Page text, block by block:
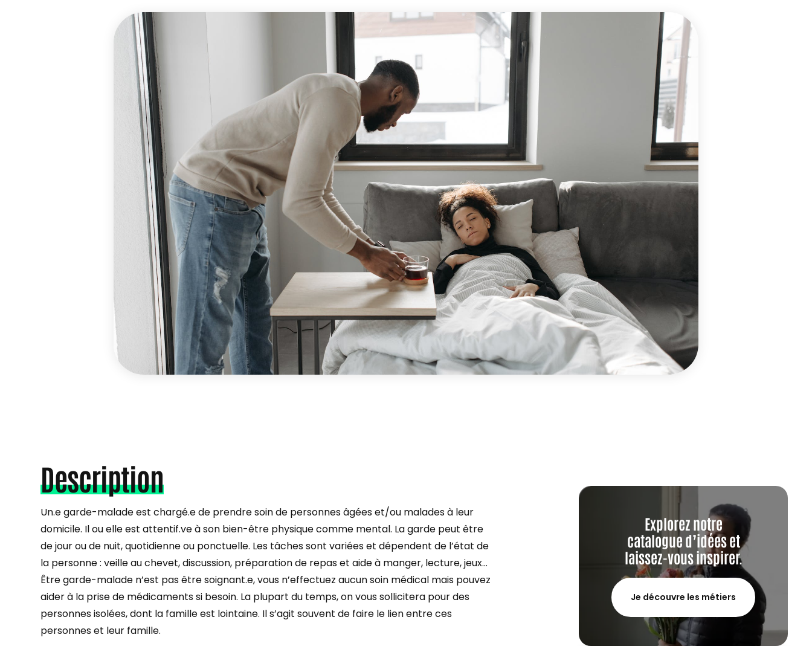
Description
Un.e garde-malade est chargé.e de prendre soin de personnes âgées et/ou malades à leur
domicile. Il ou elle est attentif.ve à son bien-être physique comme mental. La garde peut être
de jour ou de nuit, quotidienne ou ponctuelle. Les tâches sont variées et dépendent de l’état de
la personne : veille au chevet, discussion, préparation de repas et aide à manger, lecture, jeux…
Être garde-malade n’est pas être soignant.e, vous n’effectuez aucun soin médical mais pouvez
aider à la prise de médicaments si besoin. La plupart du temps, on vous sollicitera pour des
personnes isolées, dont la famille est lointaine. Il s’agit souvent de faire le lien entre ces
personnes et leur famille.
Explorez notre
catalogue d’idées et
laissez-vous inspirer.
Je découvre les métiers